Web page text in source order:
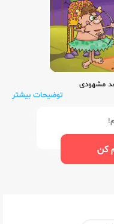
مشهودی
توضیحات بیشتر
کن